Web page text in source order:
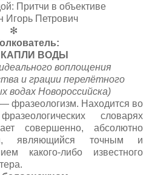
Притчи в объективе
Игорь Петрович
✻
КАПЛИ ВОДЫ
воплощения
и грации перелётного
водах Новороссийска)
— фразеологизм. Находится во
словарях
совершенно, абсолютно
являющийся точным и
какого-либо известного